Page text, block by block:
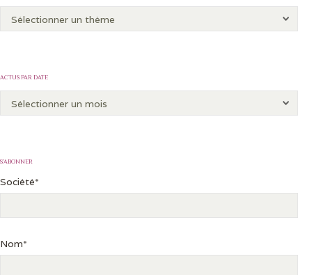
ACTUS PAR DATE
S’ABONNER
Société*
Nom*